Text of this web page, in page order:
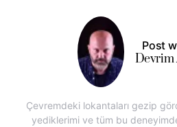
Post
Devrim
Çevremdeki lokantaları gezip
yediklerimi ve tüm bu